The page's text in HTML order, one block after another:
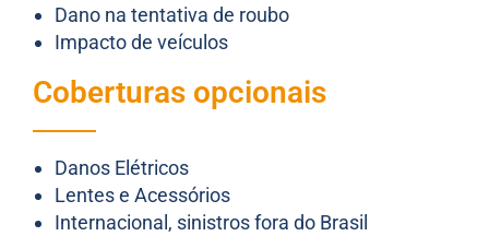
Dano na tentativa de roubo
Impacto de veículos
Coberturas opcionais
Danos Elétricos
Lentes e Acessórios
Internacional, sinistros fora do Brasil